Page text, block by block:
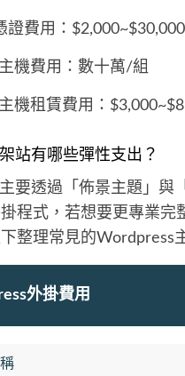
證費用：
機費用：數十萬/組
機租賃費用：
站有哪些彈性支出？
要透過「佈景主題」與
程式，若想要更專業
整理常見的Wordpress
外掛費用